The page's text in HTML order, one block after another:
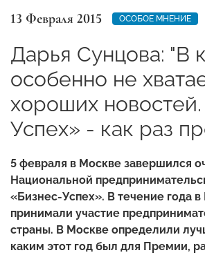
13 Февраля 2015 ОСОБОЕ МНЕНИЕ
Дарья Сунцова: "В
особенно не
хороших
Успех» - как раз
5 февраля в Москве завершился
Национальной
«Бизнес-Успех». В течение года
принимали участие
страны. В Москве определили
каким этот год был для Премии,